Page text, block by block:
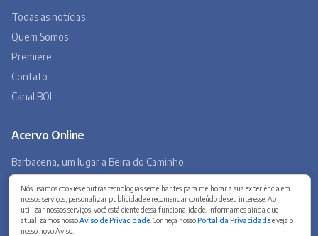
Nós usamos cookies e outras tecnologias semelhantes para melhorar a sua experiência em
nossos serviços, personalizar publicidade e recomendar conteúdo de seu interesse. Ao
utilizar nossos serviços, você está ciente dessa funcionalidade. Informamos ainda que
atualizamos nossoAviso de Privacidade . Conheça nossoPortal da Privacidadee veja o
nosso novo Aviso.
Todas as notícias
Quem Somos
Premiere
Contato
Canal BOL
Acervo Online
Barbacena, um lugar a Beira do Caminho
Museu Virtual
Museu do Tropeirismo